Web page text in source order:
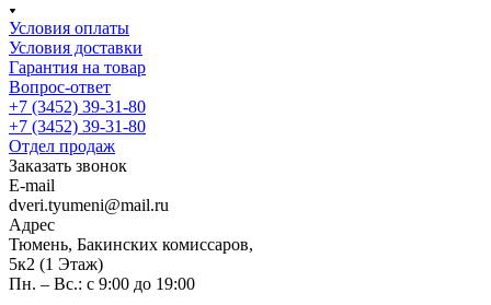
Условия оплаты
Условия доставки
Гарантия на товар
Вопрос-ответ
+7 (3452) 39-31-80
+7 (3452) 39-31-80
Отдел продаж
Заказать звонок
E-mail
dveri.tyumeni@mail.ru
Адрес
Тюмень, Бакинских комиссаров,
5к2 (1 Этаж)
Пн. – Вс.: с 9:00 до 19:00